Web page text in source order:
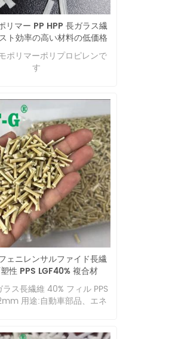
リマー PP HPP 長ガラス繊
ト効率の高い材料の低価格
ポリマーポリプロピレンで
す
ェニレンサルファイド長繊
性 PPS LGF40% 複合材
ス長繊維 40% フィル PPS
用途:自動車部品、エネ